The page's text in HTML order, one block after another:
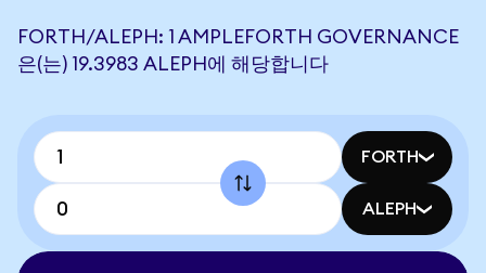
FORTH/ALEPH: 1 AMPLEFORTH GOVERNANCE
은(는) 19.3983 ALEPH에 해당합니다
FORTH
ALEPH